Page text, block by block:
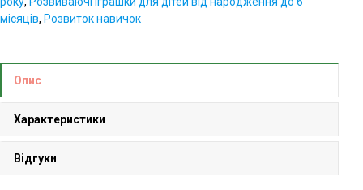
місяців, Розвиток навичок
Опис
Характеристики
Відгуки